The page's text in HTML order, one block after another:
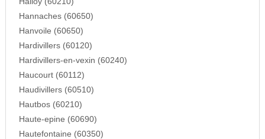
Hannaches (60650)
Hanvoile (60650)
Hardivillers (60120)
Hardivillers-en-vexin (60240)
Haucourt (60112)
Haudivillers (60510)
Hautbos (60210)
Haute-epine (60690)
Hautefontaine (60350)